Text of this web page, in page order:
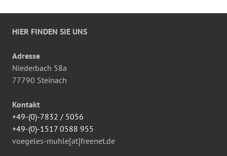
HIER FINDEN SIE UNS
Adresse
Niederbach 58a
77790 Steinach
Kontakt
+49-(0)-7832 / 5056
+49-(0)-1517 0588 955
voegeles-muhle[at]freenet.de